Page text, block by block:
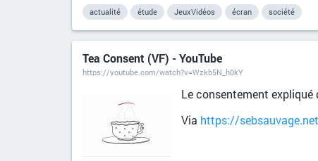
actualité étude JeuxVidéos écran société
Tea Consent (VF) - YouTube
https://youtube.com/watch?v=Wzkb5N_h0kY
Le consentement expliqué
Via https://